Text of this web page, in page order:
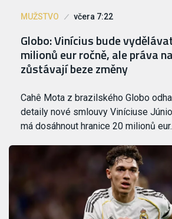
MUŽSTVO včera 7:22
Globo: Vinícius bude
milionů eur ročně, ale práva
zůstávají beze změny
Cahê Mota z brazilského Globo
detaily nové smlouvy Viníciuse
má dosáhnout hranice 20 milionů